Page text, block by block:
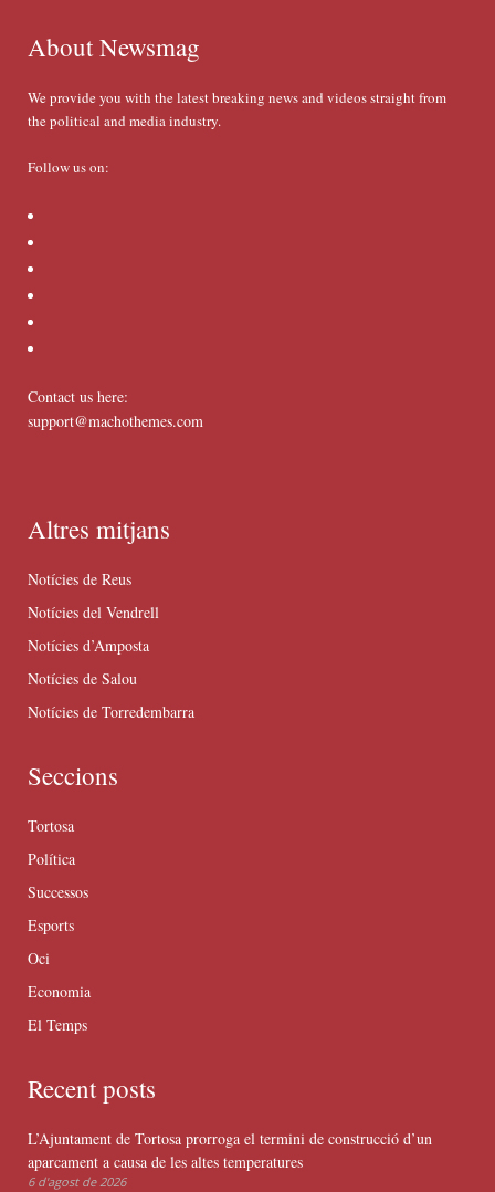
About Newsmag
We provide you with the latest breaking news and videos straight from
the political and media industry.
Follow us on:
Contact us here:
support@machothemes.com
Altres mitjans
Notícies de Reus
Notícies del Vendrell
Notícies d’Amposta
Notícies de Salou
Notícies de Torredembarra
Seccions
Tortosa
Política
Successos
Esports
Oci
Economia
El Temps
Recent posts
L’Ajuntament de Tortosa prorroga el termini de construcció d’un
aparcament a causa de les altes temperatures
6 d'agost de 2026